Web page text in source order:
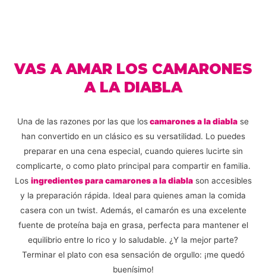
VAS A AMAR LOS CAMARONES
A LA DIABLA
Una de las razones por las que loscamarones a la diabla se
han convertido en un clásico es su versatilidad. Lo puedes
preparar en una cena especial, cuando quieres lucirte sin
complicarte, o como plato principal para compartir en familia.
Los ingredientes para camarones a la diablason accesibles
y la preparación rápida. Ideal para quienes aman la comida
casera con un twist. Además, el camarón es una excelente
fuente de proteína baja en grasa, perfecta para mantener el
equilibrio entre lo rico y lo saludable. ¿Y la mejor parte?
Terminar el plato con esa sensación de orgullo: ¡me quedó
buenísimo!